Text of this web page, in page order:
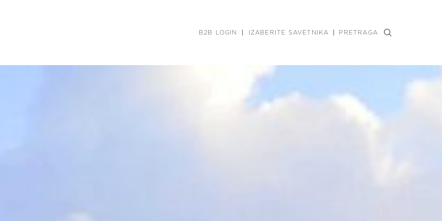
B2B LOGIN IZABERITE SAVETNIKA PRETRAGA